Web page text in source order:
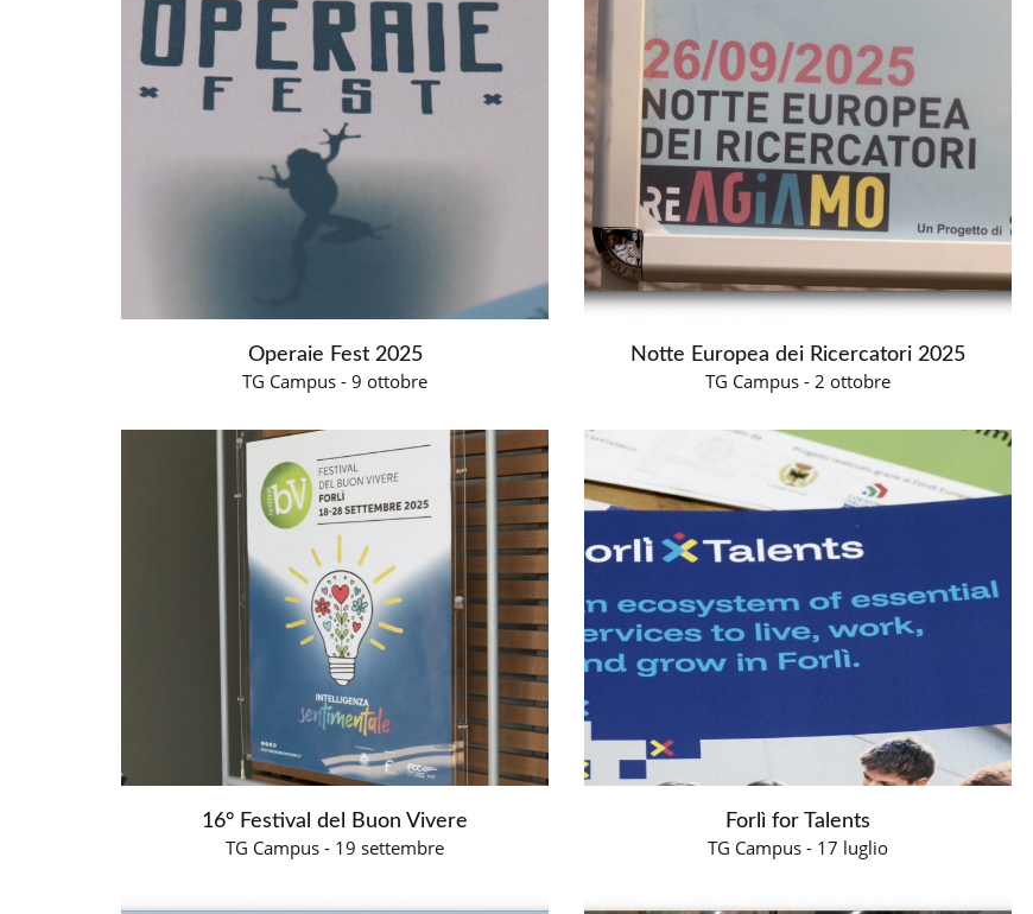
Operaie Fest 2025
TG Campus - 9 ottobre
Notte Europea dei Ricercatori 2025
TG Campus - 2 ottobre
16° Festival del Buon Vivere
TG Campus - 19 settembre
Forlì for Talents
TG Campus - 17 luglio